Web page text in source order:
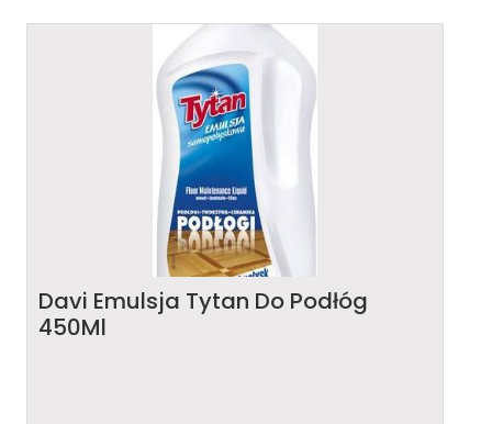
Davi Emulsja Tytan Do Podłóg
450Ml